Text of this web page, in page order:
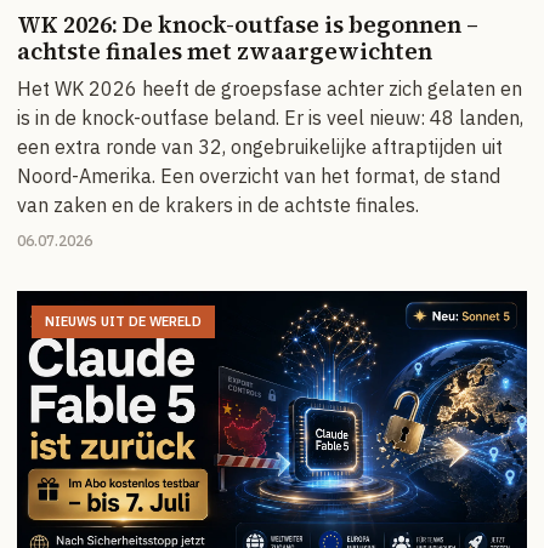
WK 2026: De knock-outfase is begonnen –
achtste finales met zwaargewichten
Het WK 2026 heeft de groepsfase achter zich gelaten en
is in de knock-outfase beland. Er is veel nieuw: 48 landen,
een extra ronde van 32, ongebruikelijke aftraptijden uit
Noord-Amerika. Een overzicht van het format, de stand
van zaken en de krakers in de achtste finales.
06.07.2026
NIEUWS UIT DE WERELD